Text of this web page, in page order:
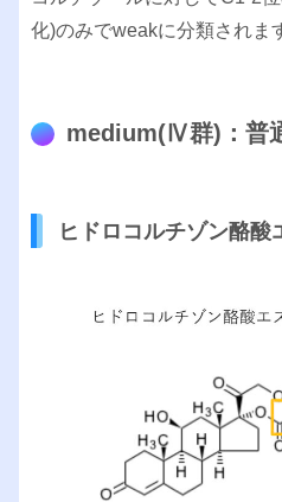
化)のみでweakに分類されま
medium(Ⅳ群)：普
ヒドロコルチゾン酪